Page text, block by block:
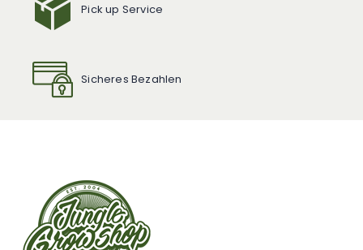
Pick up Service
Sicheres Bezahlen